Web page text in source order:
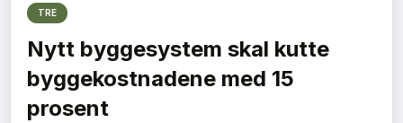
LES NYESTE UTGIVELSE HER
TRE
Nytt byggesystem skal kutte
byggekostnadene med 15
prosent